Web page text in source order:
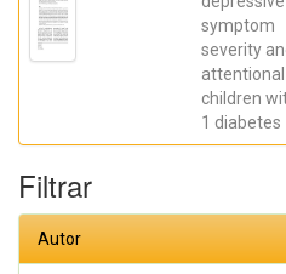
symptom
severity
attentional
children
1 diabetes
Filtrar
Autor